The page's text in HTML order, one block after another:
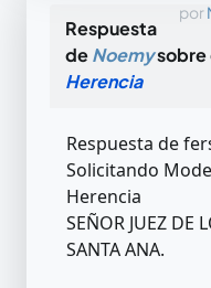
por
Respuesta
deNoemysobre
Herencia
Respuesta de
Solicitando
Herencia
SEÑOR JUEZ DE
SANTA ANA.